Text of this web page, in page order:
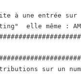
à une entrée sur
elle même : AM
sur un